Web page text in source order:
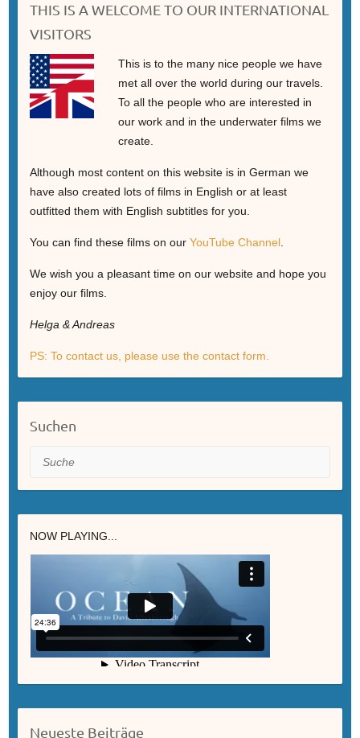
THIS IS A WELCOME TO OUR INTERNATIONAL
VISITORS
This is to the many nice people we have
met all over the world during our travels.
To all the people who are interested in
our work and in the underwater films we
create.
Although most content on this website is in German we
have also created lots of films in English or at least
outfitted them with English subtitles for you.
You can find these films on our YouTube Channel.
We wish you a pleasant time on our website and hope you
enjoy our films.
Helga & Andreas
PS: To contact us, please use the contact form.
Suchen
Suche
NOW PLAYING...
Neueste Beiträge